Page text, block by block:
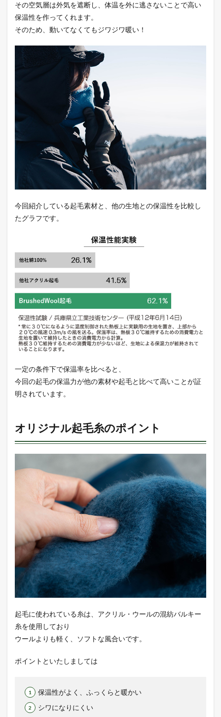
その空気層は外気を遮断し、体温を外に逃さないことで高い
保温性を作ってくれます。
そのため、動いてなくてもジワジワ暖い！
今回紹介している起毛素材と、他の生地との保温性を比較し
たグラフです。
一定の条件下で保温率を比べると、
今回の起毛の保温力が他の素材や起毛と比べて高いことが証
明されています。
オリジナル起毛糸のポイント
起毛に使われている糸は、アクリル・ウールの混紡バルキー
糸を使用しており
ウールよりも軽く、ソフトな風合いです。
ポイントといたしましては
保温性がよく、ふっくらと暖かい
シワになりにくい